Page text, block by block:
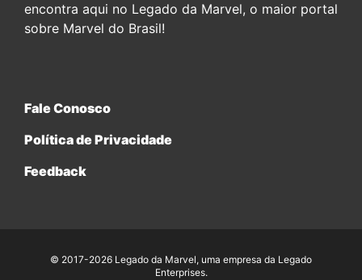
encontra aqui no Legado da Marvel, o maior portal
sobre Marvel do Brasil!
Fale Conosco
Política de Privacidade
Feedback
© 2017-2026 Legado da Marvel, uma empresa da Legado
Enterprises.